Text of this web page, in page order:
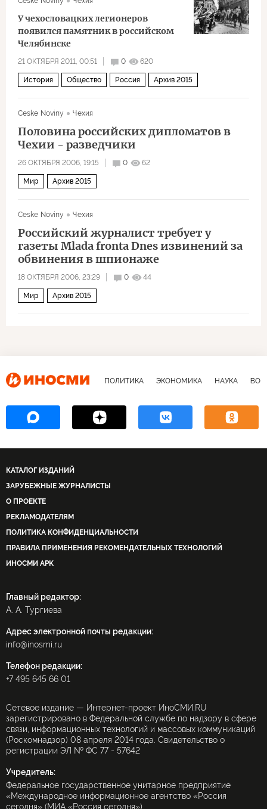
У чехословацких легионеров
появился памятник в российском
Челябинске
21 ОКТЯБРЯ 2011, 00:51 0 620
История Общество Россия Архив 2015
Ceske Noviny Чехия
Половина российских дипломатов в
Чехии - разведчики
26 ОКТЯБРЯ 2006, 19:15 0 62
Мир Архив 2015
Ceske Noviny Чехия
Российский журналист требует у
газеты Mlada fronta Dnes извинений за
обвинения в шпионаже
18 ОКТЯБРЯ 2006, 23:29 0 44
Мир Архив 2015
ПОЛИТИКА ЭКОНОМИКА НАУКА
КАТАЛОГ ИЗДАНИЙ
ЗАРУБЕЖНЫЕ ЖУРНАЛИСТЫ
О ПРОЕКТЕ
РЕКЛАМОДАТЕЛЯМ
ПОЛИТИКА КОНФИДЕНЦИАЛЬНОСТИ
ПРАВИЛА ПРИМЕНЕНИЯ РЕКОМЕНДАТЕЛЬНЫХ ТЕХНОЛОГИЙ
ИНОСМИ APK
Главный редактор:
А. А. Тургиева
Адрес электронной почты редакции:
info@inosmi.ru
Телефон редакции:
+7 495 645 66 01
Сетевое издание — Интернет-проект ИноСМИ.RU
зарегистрировано в Федеральной службе по надзору в сфере
связи, информационных технологий и массовых коммуникаций
(Роскомнадзор) 08 апреля 2014 года. Свидетельство о
регистрации ЭЛ № ФС 77 - 57642
Учредитель:
Федеральное государственное унитарное предприятие
«Международное информационное агентство «Россия
сегодня» (МИА «Россия сегодня»).